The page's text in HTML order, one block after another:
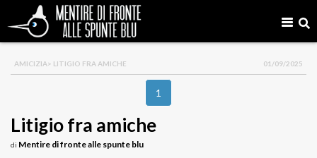
AMICIZIA> LITIGIO FRA AMICHE 01/09/2025
1
Litigio fra amiche
di Mentire di fronte alle spunte blu